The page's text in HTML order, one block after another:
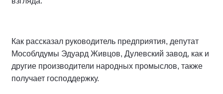
Как рассказал руководитель предприятия, депутат
Мособлдумы Эдуард Живцов, Дулевский завод, как и
другие производители народных промыслов, также
получает господдержку.